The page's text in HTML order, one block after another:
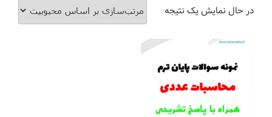
در حال نمایش یک نتیجه